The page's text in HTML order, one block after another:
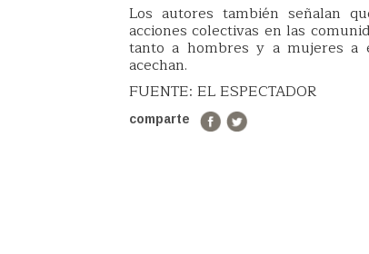
Los autores también señalan
acciones colectivas en las
tanto a hombres y a mujeres a
acechan.
FUENTE: EL ESPECTADOR
comparte